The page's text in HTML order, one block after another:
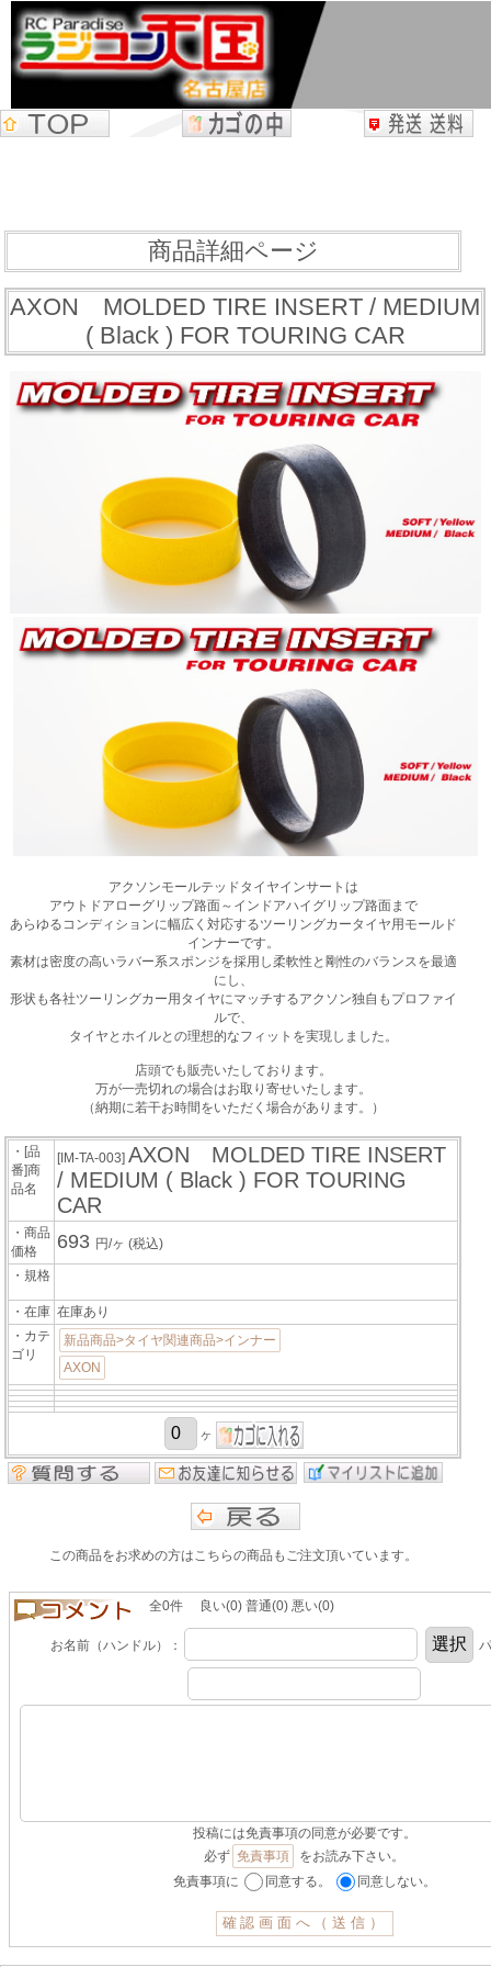
商品詳細ページ
AXON MOLDED TIRE INSERT / MEDIUM
( Black ) FOR TOURING CAR
アクソンモールテッドタイヤインサートは
アウトドアローグリップ路面～インドアハイグリップ路面まで
あらゆるコンディションに幅広く対応するツーリングカータイヤ用モールド
インナーです。
素材は密度の高いラバー系スポンジを採用し柔軟性と剛性のバランスを最適
にし、
形状も各社ツーリングカー用タイヤにマッチするアクソン独自もプロファイ
ルで、
タイヤとホイルとの理想的なフィットを実現しました。
店頭でも販売いたしております。
万が一売切れの場合はお取り寄せいたします。
（納期に若干お時間をいただく場合があります。）
・[品
番]商
品名
[IM-TA-003]AXON MOLDED TIRE INSERT
/ MEDIUM ( Black ) FOR TOURING
CAR
・商品
価格
693 円/ヶ(税込)
・規格
・在庫 在庫あり
・カテ
ゴリ
新品商品>タイヤ関連商品>インナー
AXON
ヶ
この商品をお求めの方はこちらの商品もご注文頂いています。
全0件 良い(0) 普通(0) 悪い(0)
お名前（ハンドル）：
投稿には免責事項の同意が必要です。
必ず 免責事項
をお読み下さい。
免責事項に
同意する。 同意しない。